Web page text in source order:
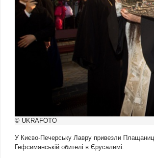
© UKRAFOTO
У Києво-Печерську Лавру привезли
Гефсиманській обителі в Єрусалимі.